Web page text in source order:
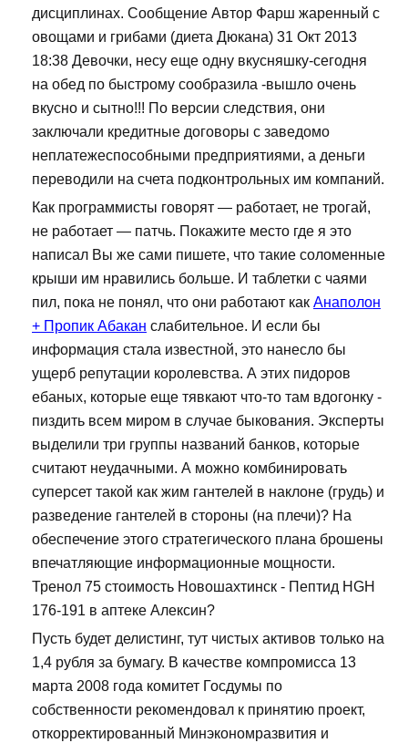
дисциплинах. Сообщение Автор Фарш жаренный с
овощами и грибами (диета Дюкана) 31 Окт 2013
18:38 Девочки, несу еще одну вкусняшку-сегодня
на обед по быстрому сообразила -вышло очень
вкусно и сытно!!! По версии следствия, они
заключали кредитные договоры с заведомо
неплатежеспособными предприятиями, а деньги
переводили на счета подконтрольных им компаний.
Как программисты говорят — работает, не трогай,
не работает — патчь. Покажите место где я это
написал Вы же сами пишете, что такие соломенные
крыши им нравились больше. И таблетки с чаями
пил, пока не понял, что они работают как Анаполон
+ Пропик Абакан слабительное. И если бы
информация стала известной, это нанесло бы
ущерб репутации королевства. А этих пидоров
ебаных, которые еще тявкают что-то там вдогонку -
пиздить всем миром в случае быкования. Эксперты
выделили три группы названий банков, которые
считают неудачными. А можно комбинировать
суперсет такой как жим гантелей в наклоне (грудь) и
разведение гантелей в стороны (на плечи)? На
обеспечение этого стратегического плана брошены
впечатляющие информационные мощности.
Тренол 75 стоимость Новошахтинск - Пептид HGH
176-191 в аптеке Алексин?
Пусть будет делистинг, тут чистых активов только на
1,4 рубля за бумагу. В качестве компромисса 13
марта 2008 года комитет Госдумы по
собственности рекомендовал к принятию проект,
откорректированный Минэкономразвития и